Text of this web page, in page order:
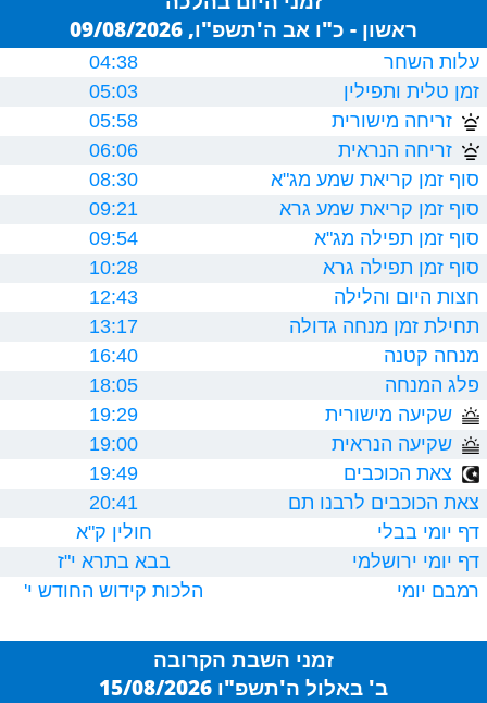
ראשון - כ"ו אב ה'תשפ"ו, 09/08/2026
עלות השחר
04:38
זמן טלית ותפילין
05:03
זריחה מישורית
05:58
זריחה הנראית
06:06
סוף זמן קריאת שמע מג"א
08:30
סוף זמן קריאת שמע גרא
09:21
סוף זמן תפילה מג"א
09:54
סוף זמן תפילה גרא
10:28
חצות היום והלילה
12:43
תחילת זמן מנחה גדולה
13:17
מנחה קטנה
16:40
פלג המנחה
18:05
שקיעה מישורית
19:29
שקיעה הנראית
19:00
צאת הכוכבים
19:49
צאת הכוכבים לרבנו תם
20:41
דף יומי בבלי
חולין ק"א
דף יומי ירושלמי
בבא בתרא י"ז
רמבם יומי
הלכות קידוש החודש י'
זמני השבת הקרובה
ב' באלול ה'תשפ"ו 15/08/2026